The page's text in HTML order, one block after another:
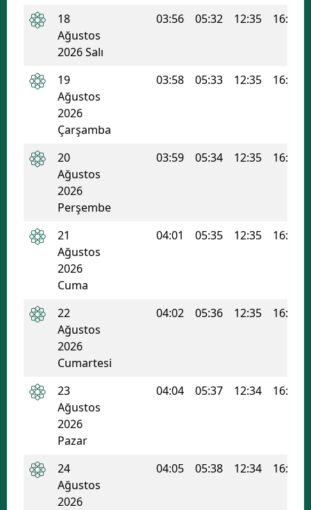
Muğla
Nevşehir
Rize
Sivas
Trabzon
18
Ağustos
2026 Salı
03:56 05:32 12:35 16:23
19
Ağustos
2026
Çarşamba
03:58 05:33 12:35 16:22
20
Ağustos
2026
Perşembe
03:59 05:34 12:35 16:22
21
Ağustos
2026
Cuma
04:01 05:35 12:35 16:21
22
Ağustos
2026
Cumartesi
04:02 05:36 12:35 16:20
23
Ağustos
2026
Pazar
04:04 05:37 12:34 16:20
24
Ağustos
2026
04:05 05:38 12:34 16:19